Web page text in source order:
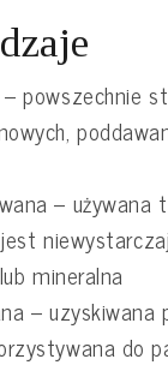
powszechnie
– używana
mineralna
– uzyskiwana
do